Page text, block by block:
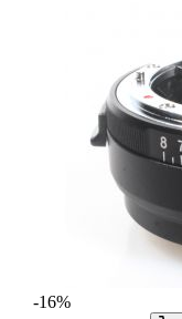
-16%